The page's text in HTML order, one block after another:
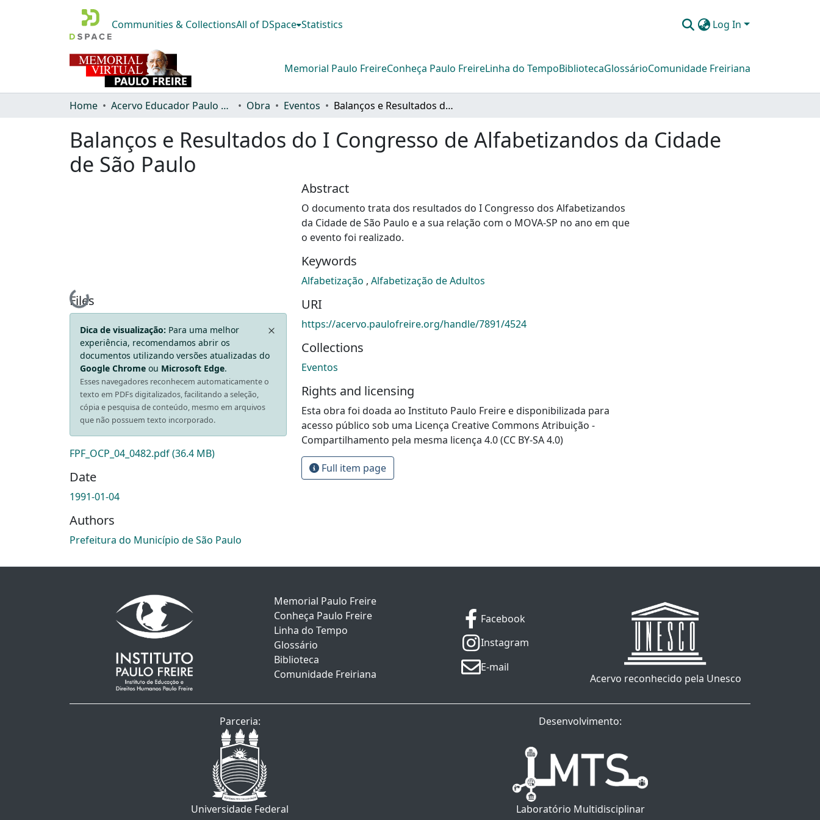
Communities & CollectionsAll of DSpace Statistics Log In
Memorial Paulo FreireConheça Paulo FreireLinha do TempoBibliotecaGlossárioComunidade Freiriana
Home Acervo Educador Paulo Freire Obra Eventos Balanços e Resultados do I Congresso de Alfabetizandos da Cidade de São Paulo
Balanços e Resultados do I Congresso de Alfabetizandos da Cidade
de São Paulo
Loading...
Files
Dica de visualização: Para uma melhor
experiência, recomendamos abrir os
documentos utilizando versões atualizadas do
Google Chrome ou Microsoft Edge.
Esses navegadores reconhecem automaticamente o
texto em PDFs digitalizados, facilitando a seleção,
cópia e pesquisa de conteúdo, mesmo em arquivos
que não possuem texto incorporado.
FPF_OCP_04_0482.pdf(36.4 MB)
Date
1991-01-04
Authors
Prefeitura do Município de São Paulo
Abstract
O documento trata dos resultados do I Congresso dos Alfabetizandos
da Cidade de São Paulo e a sua relação com o MOVA-SP no ano em que
o evento foi realizado.
Keywords
Alfabetização , Alfabetização de Adultos
URI
https://acervo.paulofreire.org/handle/7891/4524
Collections
Eventos
Rights and licensing
Esta obra foi doada ao Instituto Paulo Freire e disponibilizada para
acesso público sob uma Licença Creative Commons Atribuição -
Compartilhamento pela mesma licença 4.0 (CC BY-SA 4.0)
Full item page
Memorial Paulo Freire
Conheça Paulo Freire
Linha do Tempo
Glossário
Biblioteca
Comunidade Freiriana
Facebook
Instagram
E-mail
Acervo reconhecido pela Unesco
Parceria:
Universidade Federal
Desenvolvimento:
Laboratório Multidisciplinar